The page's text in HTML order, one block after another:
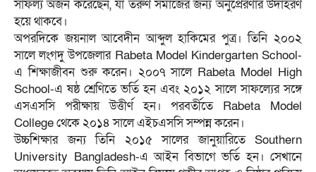
সাফল্য অর্জন করেছেন, যা তরুণ সমাজের জন্য অনুপ্রেরণার উদাহরণ
হয়ে থাকবে।
অপরদিকে জয়নাল আবেদীন আব্দুল হাকিমের পুত্র। তিনি ২০০২
সালে লংগদু উপজেলার Rabeta Model Kindergarten School-
এ শিক্ষাজীবন শুরু করেন। ২০০৭ সালে Rabeta Model High
School-এ ষষ্ঠ শ্রেণিতে ভর্তি হন এবং ২০১২ সালে সাফল্যের সঙ্গে
এসএসসি পরীক্ষায় উত্তীর্ণ হন। পরবর্তীতে Rabeta Model
College থেকে ২০১৪ সালে এইচএসসি সম্পন্ন করেন।
উচ্চশিক্ষার জন্য তিনি ২০১৫ সালের জানুয়ারিতে Southern
University Bangladesh-এ আইন বিভাগে ভর্তি হন। সেখানে